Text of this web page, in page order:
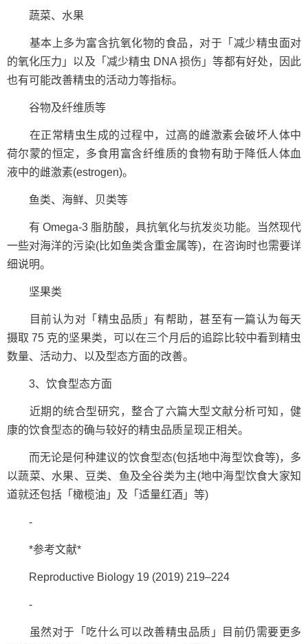
蔬菜、水果
基本上多为富含抗氧化物的食品，对于「减少精虫面对
的氧化压力」以及「减少精虫 DNA 损伤」等都有好处，因此
也有可能改善精虫的活动力等指标。
谷物及纤维质等
在正常精虫生成的过程中，过高的雌激素会破坏人体中
荷尔蒙的恒定，多食用富含纤维质的食物有助于降低人体血
液中的雌激素(estrogen)。
鱼类、海鲜、贝类等
有 Omega-3 脂肪酸，具抗氧化与抗发炎功能。当然现代
一些对海洋的污染(比如鱼类含重金属等)，在咨询时也需要详
细说明。
坚果类
目前认为对「精虫品质」有帮助，甚至有一篇认为每天
摄取 75 克的坚果类，可以在三个月后的追踪比较中看到精虫
数量、活动力、以及型态方面的改善。
3、饮食型态方面
近期的统合型研究，整合了六篇大型文献分析可知，健
康的饮食型态的确与较好的精虫品质呈现正相关。
而无论是何种建议的饮食型态(包括地中海型饮食等)，多
以蔬菜、水果、豆类、鱼及全谷类为主(地中海型饮食大家知
道就还包括「橄榄油」及「适量红酒」等)
-
*参考文献*
Reproductive Biology 19 (2019) 219–224
-
虽然对于「吃什么可以改善精虫品质」目前仍需要更多